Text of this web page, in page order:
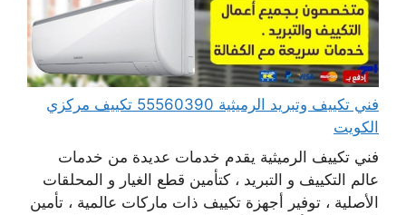
فني تكييف وتبريد الرميثية 55560390 تكييف مركزي
الكويت
فني تكييف الرميثية يقدم خدمات عديدة من خدمات
عالم التكييف و التبريد ، كتأمين قطع الغيار و المحلقات
الأصلية ، توفير أجهزة تكييف ذات ماركات عالمية ، تأمين